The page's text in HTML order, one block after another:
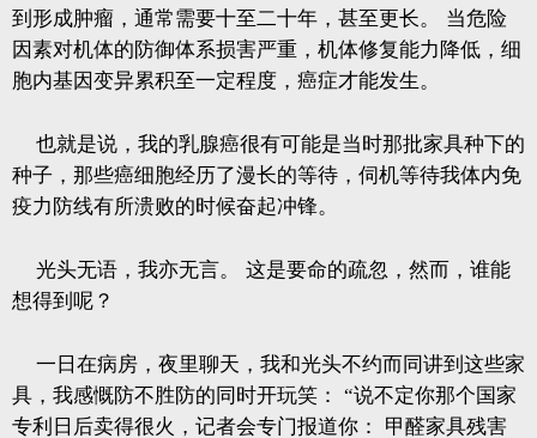
到形成肿瘤，通常需要十至二十年，甚至更长。
当危险
因素对机体的防御体系损害严重，机体修复能力降低，细
胞内基因变异累积至一定程度，癌症才能发生。
也就是说，我的乳腺癌很有可能是当时那批家具种下的
种子，那些癌细胞经历了漫长的等待，伺机等待我体内免
疫力防线有所溃败的时候奋起冲锋。
光头无语，我亦无言。
这是要命的疏忽，然而，谁能
想得到呢？
一日在病房，夜里聊天，我和光头不约而同讲到这些家
具，我感慨防不胜防的同时开玩笑：
“说不定你那个国家
专利日后卖得很火，记者会专门报道你：
甲醛家具残害